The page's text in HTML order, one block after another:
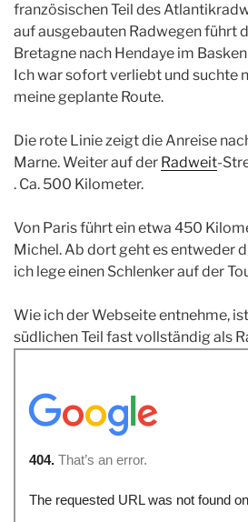
französischen Teil des
auf ausgebauten Radwegen führt
Bretagne nach Hendaye im
Ich war sofort verliebt und suchte
meine geplante Route.
Die rote Linie zeigt die Anreise
Marne. Weiter auf der Radweit-
. Ca. 500 Kilometer.
Von Paris führt ein etwa 450
Michel. Ab dort geht es entweder
ich lege einen Schlenker auf der
Wie ich der Webseite entnehme,
südlichen Teil fast vollständig als